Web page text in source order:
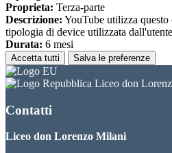
Proprieta: Terza-parte
Descrizione: YouTube utilizza
tipologia di device utilizzata
Durata: 6 mesi
Accetta tutti Salva le preferenze
Liceo don
Contatti
Liceo don Lorenzo Milani